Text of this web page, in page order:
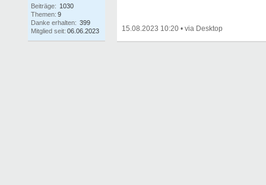
Beiträge: 1030
Themen: 9
Danke erhalten: 399
Mitglied seit: 06.06.2023 15.08.2023 10:20 •